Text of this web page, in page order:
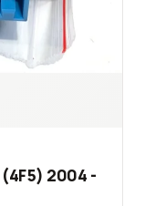
2004 -